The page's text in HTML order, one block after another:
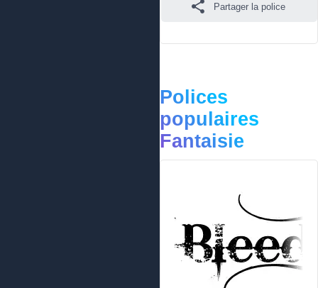
Partager la police
Polices
populaires
Fantaisie